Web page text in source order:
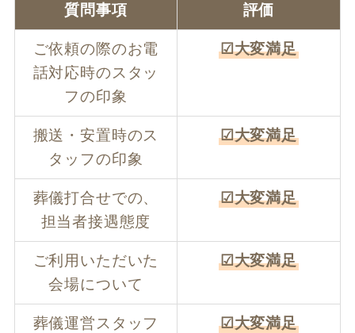
質問事項 評価
ご依頼の際のお電
話対応時のスタッ
フの印象
☑大変満足
搬送・安置時のス
タッフの印象
☑大変満足
葬儀打合せでの、
担当者接遇態度
☑大変満足
ご利用いただいた
会場について
☑大変満足
葬儀運営スタッフ
☑大変満足